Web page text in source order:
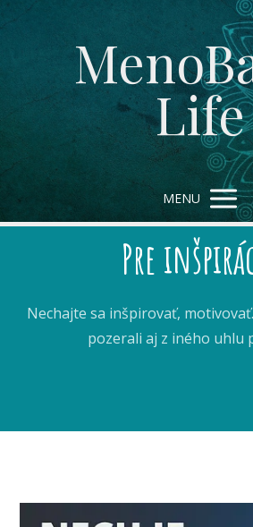
Life
MENU
Pre
Nechajte sa inšpirovať,
pozerali aj z iného uhlu